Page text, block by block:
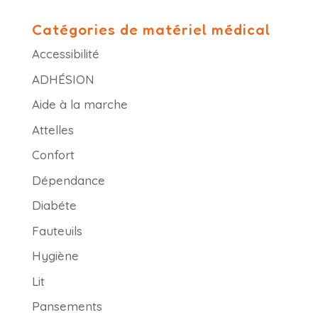
Catégories de matériel médical
Accessibilité
ADHÉSION
Aide à la marche
Attelles
Confort
Dépendance
Diabéte
Fauteuils
Hygiène
Lit
Pansements